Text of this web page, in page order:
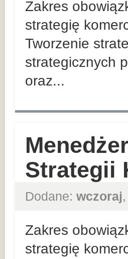
Zakres
strategię
Tworzenie
strategicznych
oraz...
Strategii
Dodane: wczoraj
Zakres
strategię